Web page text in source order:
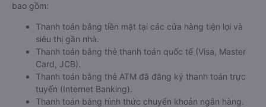
bao gồm:
Thanh toán bằng tiền mặt tại các cửa hàng tiện lợi và
siêu thị gần nhà.
Thanh toán bằng thẻ thanh toán quốc tế (Visa, Master
Card, JCB).
Thanh toán bằng thẻ ATM đã đăng ký thanh toán trực
tuyến (Internet Banking).
Thanh toán bằng hình thức chuyển khoản ngân hàng.